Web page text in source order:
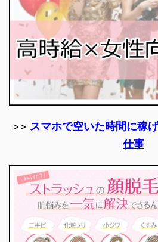
>> スマホで空いた時間に稼
仕事